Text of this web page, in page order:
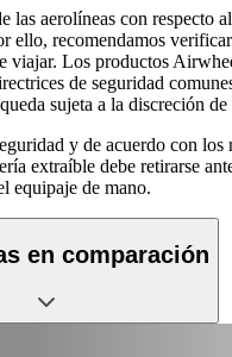
las aerolíneas con respecto
ello, recomendamos
viajar. Los productos
de seguridad
sujeta a la discreción de
y de acuerdo con los
extraíble debe retirarse
equipaje de mano.
en comparación